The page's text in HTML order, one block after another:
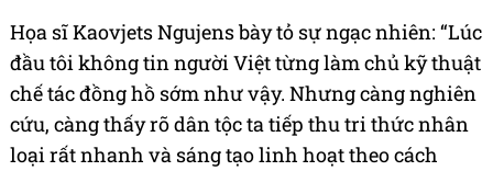
Họa sĩ Kaovjets Ngujens bày tỏ sự ngạc nhiên: “Lúc
đầu tôi không tin người Việt từng làm chủ kỹ thuật
chế tác đồng hồ sớm như vậy. Nhưng càng nghiên
cứu, càng thấy rõ dân tộc ta tiếp thu tri thức nhân
loại rất nhanh và sáng tạo linh hoạt theo cách